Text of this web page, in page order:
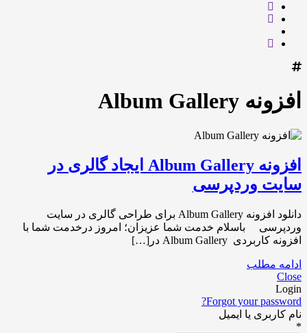
افزونه Album Gallery
افزونه Album Gallery ایجاد گالری در
سایت وردپرسی
دانلود افزونه Album Gallery برای طراحی گالری در سایت
وردپرسی باسلام خدمت شما عزیزان؛ امروز درخدمت شما با
افزونه کاربردی Album Gallery در[…]
ادامه مطلب
Close
Login
Forgot your password?
نام کاربری یا ایمیل
*